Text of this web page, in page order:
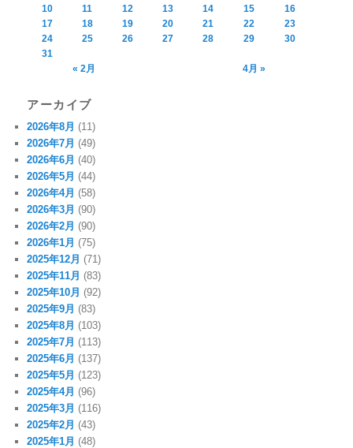
10 11 12 13 14 15
16
17
18 19 20 21 22
23
24
25 26 27 28 29
30
31
« 2月
4月 »
アーカイブ
2026年8月 (11)
2026年7月 (49)
2026年6月 (40)
2026年5月 (44)
2026年4月 (58)
2026年3月 (90)
2026年2月 (90)
2026年1月 (75)
2025年12月 (71)
2025年11月 (83)
2025年10月 (92)
2025年9月 (83)
2025年8月 (103)
2025年7月 (113)
2025年6月 (137)
2025年5月 (123)
2025年4月 (96)
2025年3月 (116)
2025年2月 (43)
2025年1月 (48)